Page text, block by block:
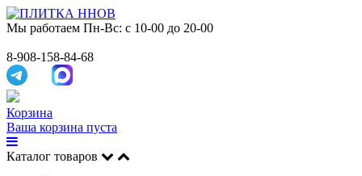
Мы работаем Пн-Вс: с 10-00 до 20-00
8-908-158-84-68
Корзина
Ваша корзина пуста
Каталог товаров